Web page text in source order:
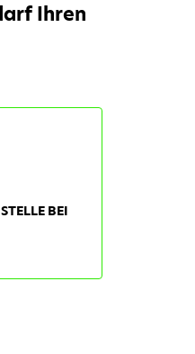
Ihren
BEI